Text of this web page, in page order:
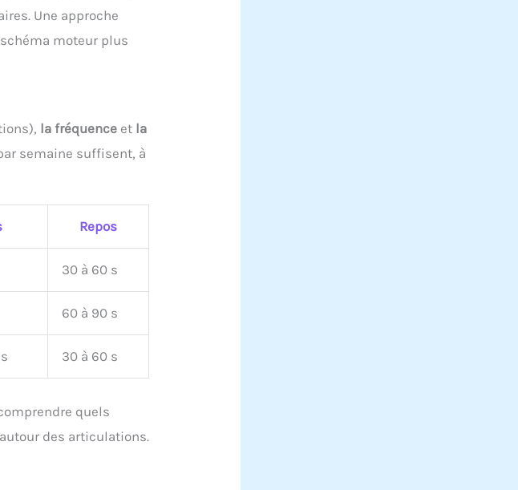
Une approche
moteur plus
la fréquence et la
semaine suffisent, à
Repos
30 à 60 s
60 à 90 s
30 à 60 s
quels
des articulations.